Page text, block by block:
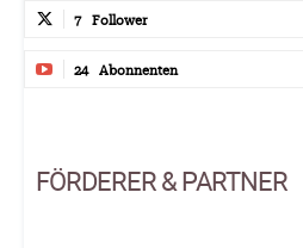
7 Follower
24 Abonnenten
FÖRDERER & PARTNER